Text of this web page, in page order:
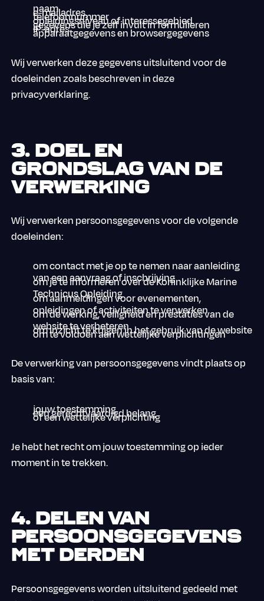
naam
e-mailadres
telefoonnummer
opleidingsniveau of interessegebied
gegevens die je zelf invult in formulieren
IP-adres
apparaatgegevens en browsergegevens
Wij verwerken deze gegevens uitsluitend voor de
doeleinden zoals beschreven in deze
privacyverklaring.
3. Doel en
grondslag van de
verwerking
Wij verwerken persoonsgegevens voor de volgende
doeleinden:
om contact met je op te nemen naar aanleiding
van een aanvraag of inschrijving
om je te informeren over de Koninklijke Marine
Technicus Opleiding
om aanmeldingen voor evenementen,
opleidingen of activiteiten te verwerken
om de werking, veiligheid en prestaties van de
website te verbeteren
om inzicht te krijgen in het gebruik van de website
om te voldoen aan wettelijke verplichtingen
De verwerking van persoonsgegevens vindt plaats op
basis van:
jouw toestemming
een gerechtvaardigd belang
of een wettelijke verplichting
Je hebt het recht om jouw toestemming op ieder
moment in te trekken.
4. Delen van
persoonsgegevens
met derden
Persoonsgegevens worden uitsluitend gedeeld met